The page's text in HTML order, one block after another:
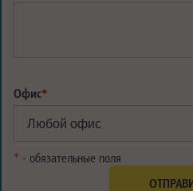
Офис*
* - обязательные поля